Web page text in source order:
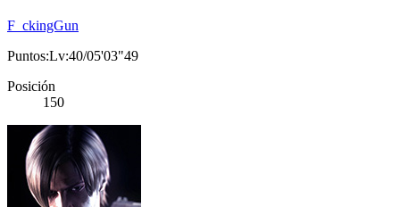
F_ckingGun
Puntos:Lv:40/05'03"49
Posición
150